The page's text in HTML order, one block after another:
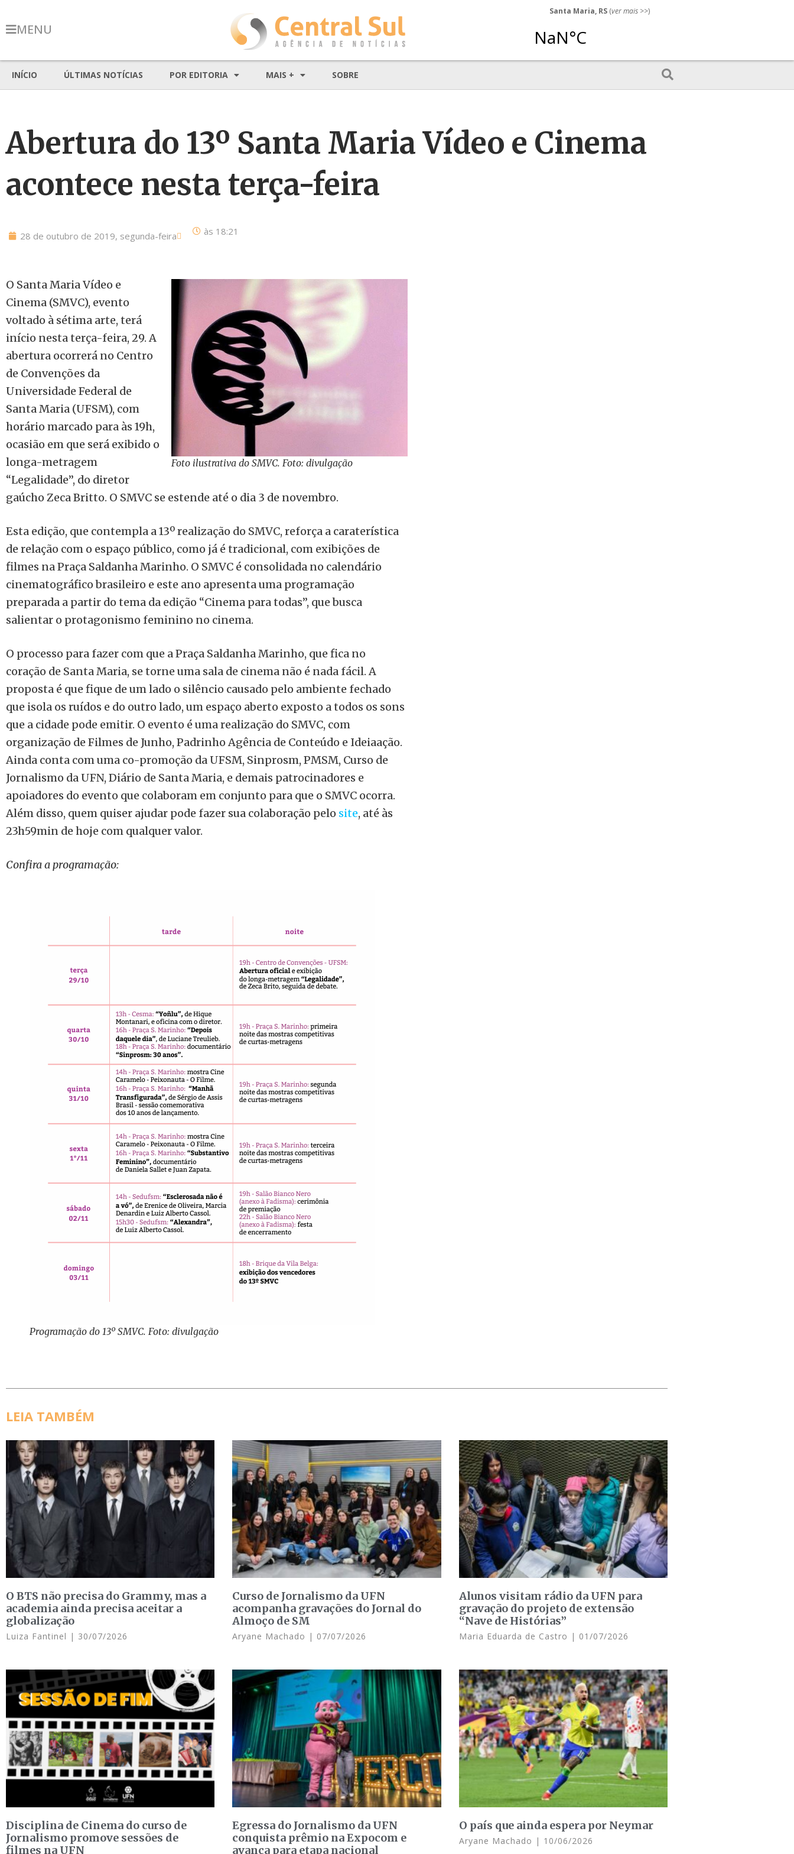
MENU
Santa Maria, RS (ver mais >>)
INÍCIO ÚLTIMAS NOTÍCIAS POR EDITORIA MAIS + SOBRE
Abertura do 13º Santa Maria Vídeo e Cinema
acontece nesta terça-feira
28 de outubro de 2019, segunda-feira às 18:21
Foto ilustrativa do SMVC. Foto: divulgação
O Santa Maria Vídeo e
Cinema (SMVC), evento
voltado à sétima arte, terá
início nesta terça-feira, 29. A
abertura ocorrerá no Centro
de Convenções da
Universidade Federal de
Santa Maria (UFSM), com
horário marcado para às 19h,
ocasião em que será exibido o
longa-metragem
“Legalidade”, do diretor
gaúcho Zeca Britto. O SMVC se estende até o dia 3 de novembro.
Esta edição, que contempla a 13º realização do SMVC, reforça a caraterística
de relação com o espaço público, como já é tradicional, com exibições de
filmes na Praça Saldanha Marinho. O SMVC é consolidada no calendário
cinematográfico brasileiro e este ano apresenta uma programação
preparada a partir do tema da edição “Cinema para todas”, que busca
salientar o protagonismo feminino no cinema.
O processo para fazer com que a Praça Saldanha Marinho, que fica no
coração de Santa Maria, se torne uma sala de cinema não é nada fácil. A
proposta é que fique de um lado o silêncio causado pelo ambiente fechado
que isola os ruídos e do outro lado, um espaço aberto exposto a todos os sons
que a cidade pode emitir. O evento é uma realização do SMVC, com
organização de Filmes de Junho, Padrinho Agência de Conteúdo e Ideiaação.
Ainda conta com uma co-promoção da UFSM, Sinprosm, PMSM, Curso de
Jornalismo da UFN, Diário de Santa Maria, e demais patrocinadores e
apoiadores do evento que colaboram em conjunto para que o SMVC ocorra.
Além disso, quem quiser ajudar pode fazer sua colaboração pelo site, até às
23h59min de hoje com qualquer valor.
Confira a programação:
Programação do 13º SMVC. Foto: divulgação
LEIA TAMBÉM
O BTS não precisa do Grammy, mas a
academia ainda precisa aceitar a
globalização
Luiza Fantinel 30/07/2026
Curso de Jornalismo da UFN
acompanha gravações do Jornal do
Almoço de SM
Aryane Machado 07/07/2026
Alunos visitam rádio da UFN para
gravação do projeto de extensão
“Nave de Histórias”
Maria Eduarda de Castro 01/07/2026
Disciplina de Cinema do curso de
Jornalismo promove sessões de
filmes na UFN
Egressa do Jornalismo da UFN
conquista prêmio na Expocom e
avança para etapa nacional
O país que ainda espera por Neymar
Aryane Machado 10/06/2026